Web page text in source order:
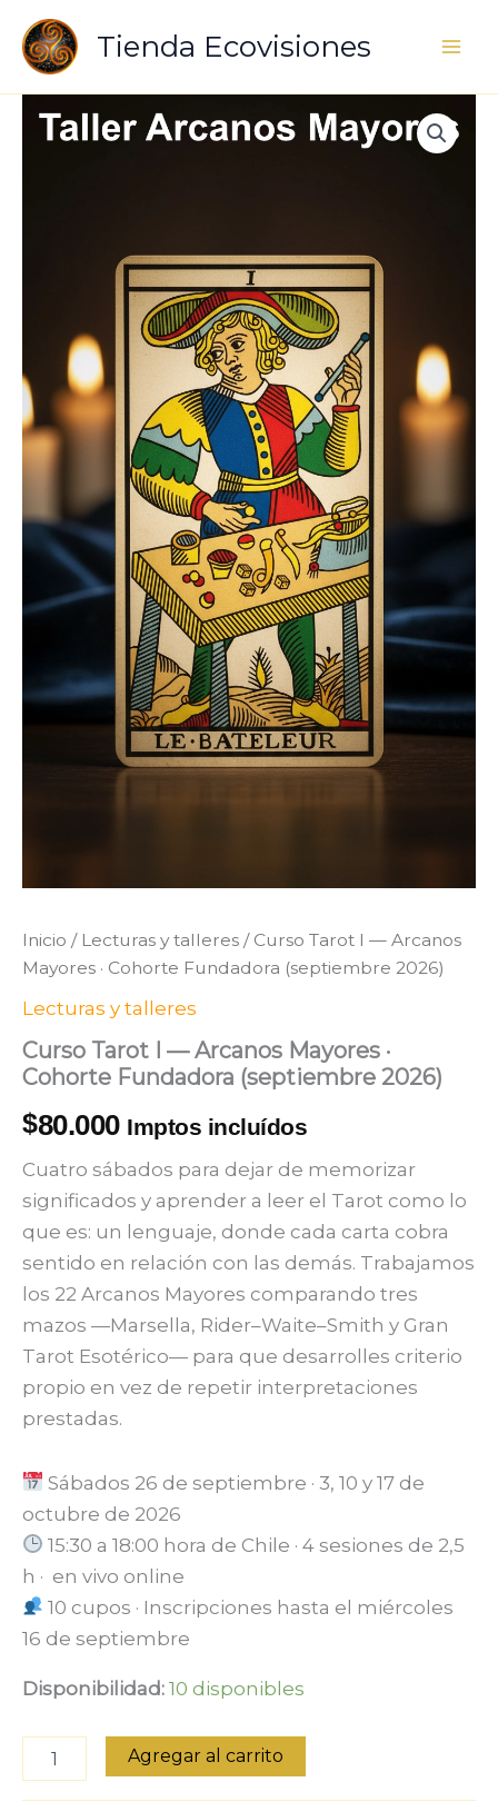
contenido
Tienda Ecovisiones
Inicio / Lecturas y talleres / Curso Tarot I — Arcanos
Mayores · Cohorte Fundadora (septiembre 2026)
Lecturas y talleres
Curso Tarot I — Arcanos Mayores ·
Cohorte Fundadora (septiembre 2026)
$80.000 Imptos incluídos
Cuatro sábados para dejar de memorizar
significados y aprender a leer el Tarot como lo
que es: un lenguaje, donde cada carta cobra
sentido en relación con las demás. Trabajamos
los 22 Arcanos Mayores comparando tres
mazos —Marsella, Rider–Waite–Smith y Gran
Tarot Esotérico— para que desarrolles criterio
propio en vez de repetir interpretaciones
prestadas.
Sábados 26 de septiembre · 3, 10 y 17 de
octubre de 2026
15:30 a 18:00 hora de Chile · 4 sesiones de 2,5
h · en vivo online
10 cupos · Inscripciones hasta el miércoles
16 de septiembre
Disponibilidad: 10 disponibles
Tarot
Agregar al carrito